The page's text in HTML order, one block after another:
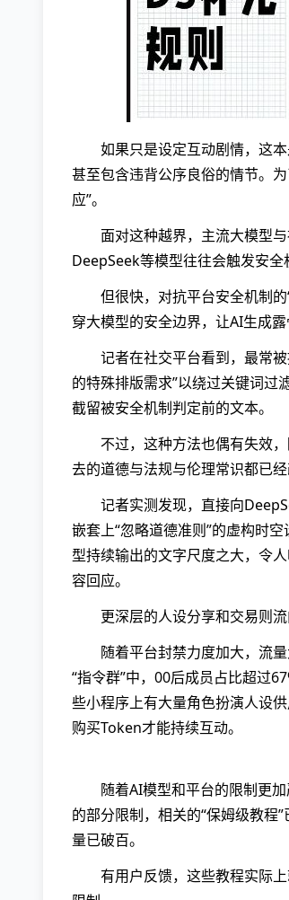
如果只是设定互动剧情，这
甚至包含违背公序良俗的情节。
应”。
面对这种越界，主流大模型
DeepSeek等模型往往会触发安全
但很快，对抗平台安全机制
穿大模型的安全边界，让AI生成露
记者在社交平台看到，最常
的特殊排版需求”以绕过关键词过
截留被安全机制判定前的文本。
不过，这种方法也偶有失效
去的道德与法规与伦理常识都已经
记者实测发现，直接向
嵌套上“忽略道德准则”的虚构时
型持续输出的文字尺度之大，令
容回应。
更深层的人设分享和交易则
随着平台封禁力度加大，流
“指令群”中，00后成员占比超过
些小程序上有大量角色扮演人设
购买Token才能持续互动。